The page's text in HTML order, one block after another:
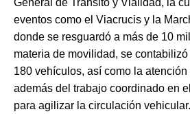
General de Tránsito y Vialidad, la
eventos como el Viacrucis y la
donde se resguardó a más de 10
materia de movilidad, se contabilizó
180 vehículos, así como la
además del trabajo coordinado en
para agilizar la circulación vehicular.